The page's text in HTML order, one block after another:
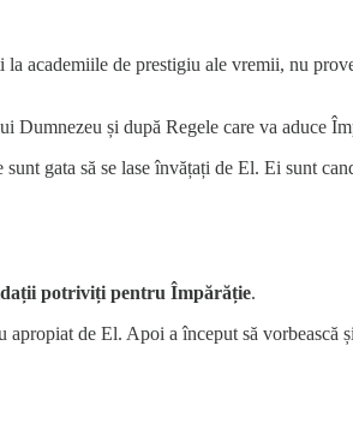
academiile de prestigiu ale vremii, nu
Dumnezeu și după Regele care va aduce
gata să se lase învățați de El. Ei sunt
potriviți pentru Împărăție.
de El. Apoi a început să vorbească